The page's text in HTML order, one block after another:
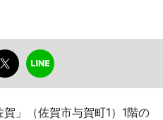
」（佐賀市与賀町1）1階の